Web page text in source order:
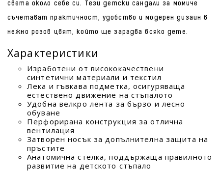
света около себе си. Тези детски сандали за момиче
съчетават практичност, удобство и модерен дизайн в
нежно розов цвят, който ще зарадва всяко дете.
Характеристики
Изработени от висококачествени
синтетични материали и текстил
Лека и гъвкава подметка, осигуряваща
естествено движение на стъпалото
Удобна велкро лента за бързо и лесно
обуване
Перфорирана конструкция за отлична
вентилация
Затворен носък за допълнителна защита на
пръстите
Анатомична стелка, поддържаща правилното
развитие на детското стъпало